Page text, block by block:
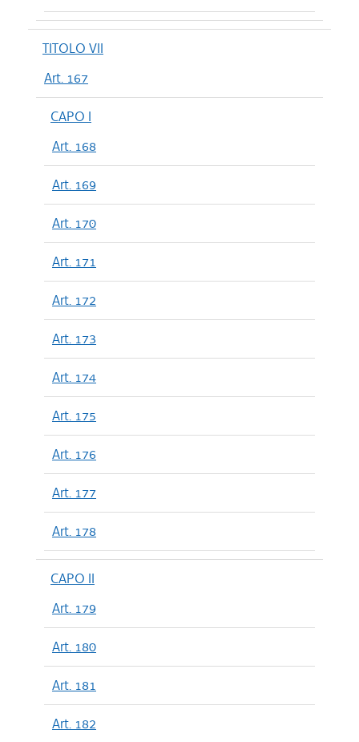
TITOLO VII
Art. 167
CAPO I
Art. 168
Art. 169
Art. 170
Art. 171
Art. 172
Art. 173
Art. 174
Art. 175
Art. 176
Art. 177
Art. 178
CAPO II
Art. 179
Art. 180
Art. 181
Art. 182